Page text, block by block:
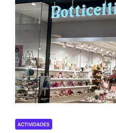
ACTIVIDADES